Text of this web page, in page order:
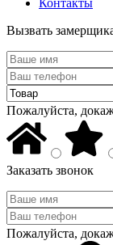
Контакты
Вызвать
Пожалуйста,
Заказать звонок
Пожалуйста,